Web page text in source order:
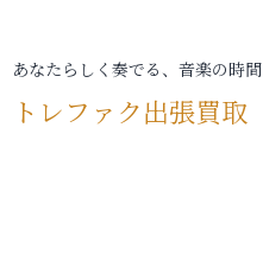
あなたらしく奏でる、音楽の時間
トレファク出張買取